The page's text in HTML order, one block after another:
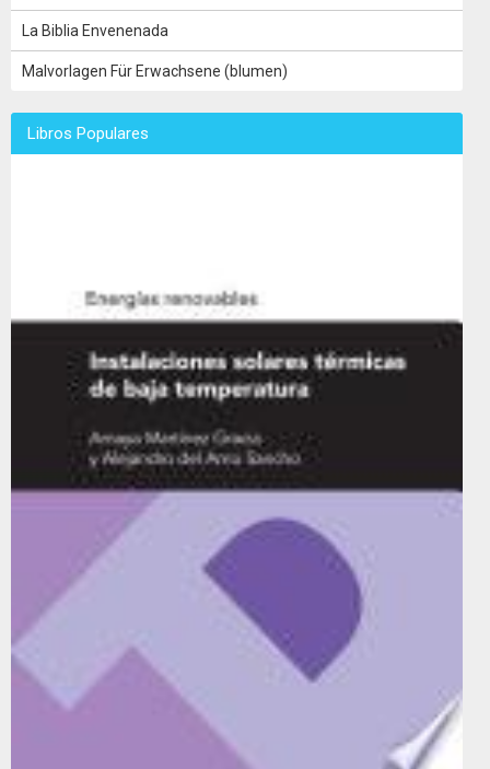
La Biblia Envenenada
Malvorlagen Für Erwachsene (blumen)
Libros Populares